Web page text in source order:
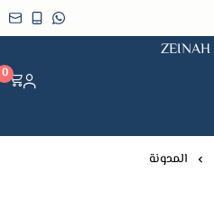
زيناه ZEINAH
0
المدونة